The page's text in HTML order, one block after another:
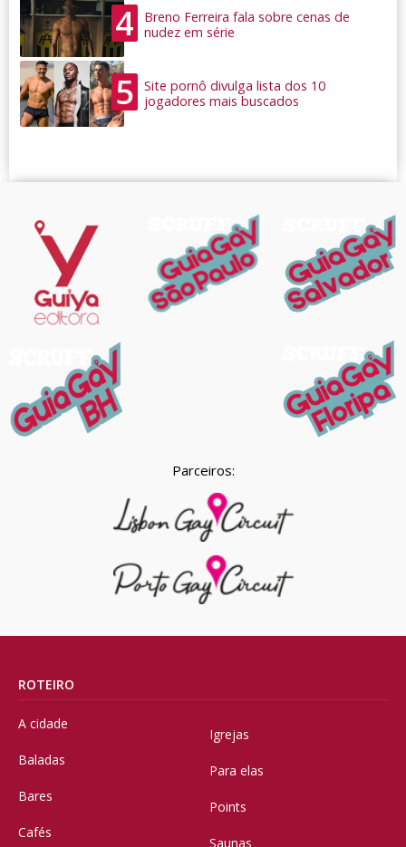
4
Breno Ferreira fala sobre cenas de
nudez em série
5
Site pornô divulga lista dos 10
jogadores mais buscados
Parceiros:
ROTEIRO
A cidade
Baladas
Bares
Cafés
Igrejas
Para elas
Points
Saunas